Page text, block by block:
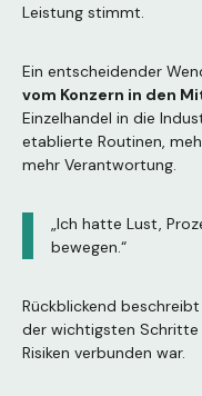
Leistung stimmt.
Ein entscheidender
vom Konzern in den
Einzelhandel in die
etablierte Routinen,
mehr Verantwortung.
„Ich hatte Lust,
bewegen.“
Rückblickend
der wichtigsten Schritte
Risiken verbunden war.